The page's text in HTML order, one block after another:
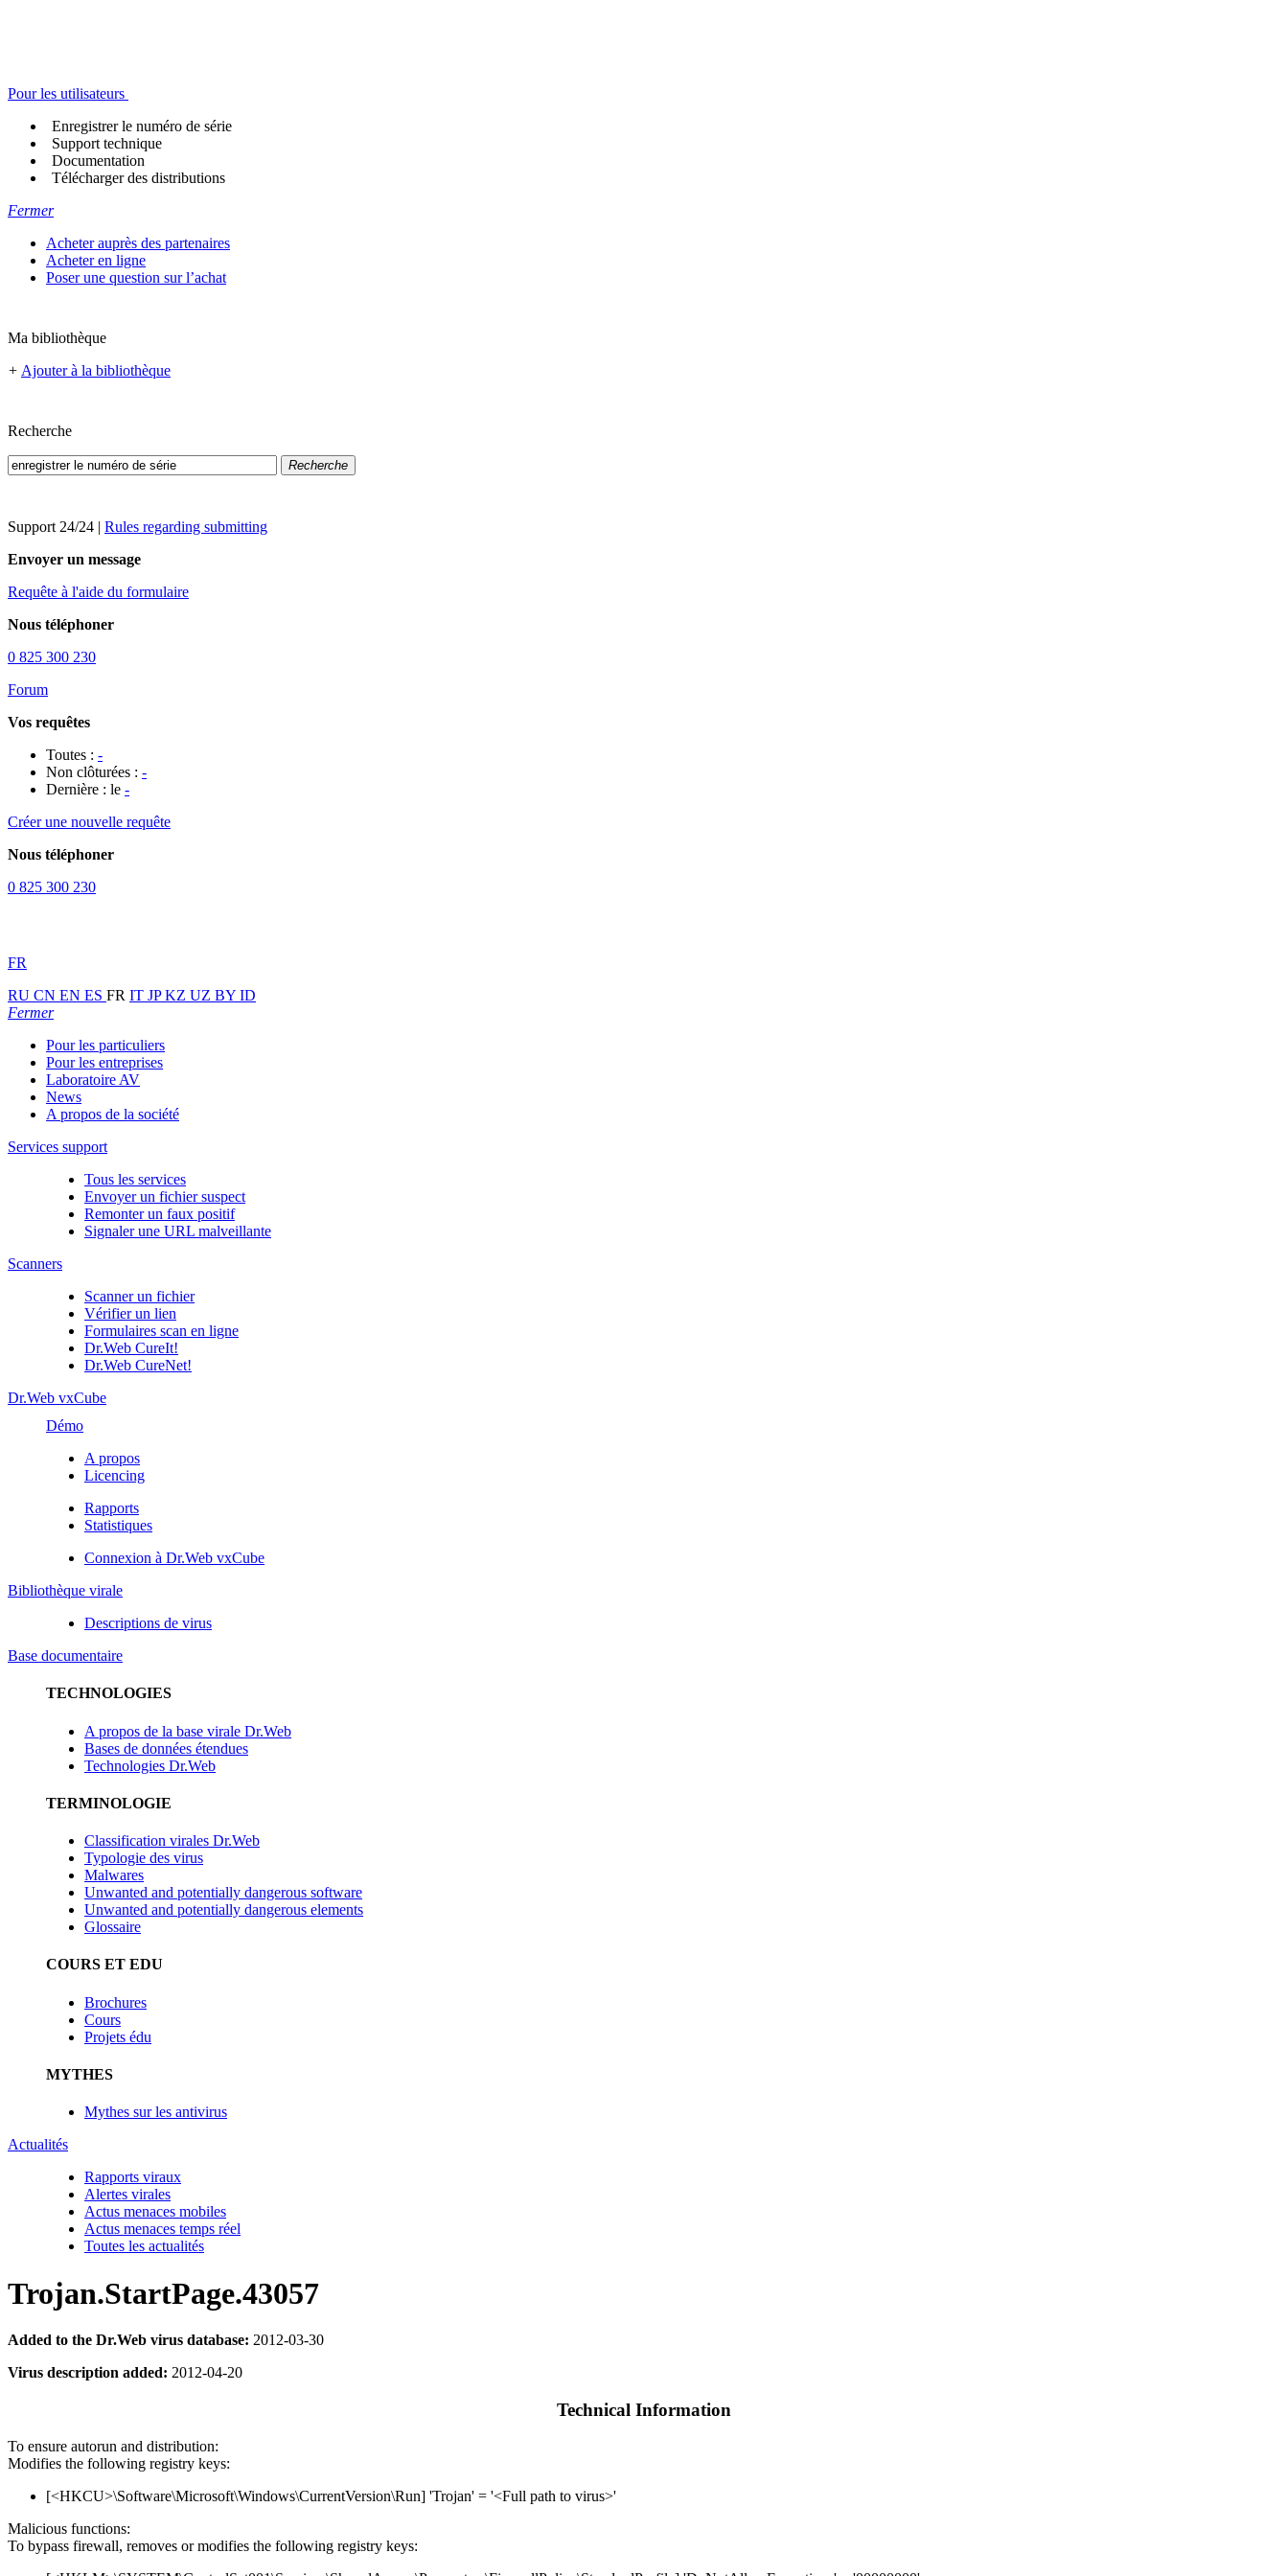
Pour les utilisateurs
Enregistrer le numéro de série
Support technique
Documentation
Télécharger des distributions
Fermer
Acheter auprès des partenaires
Acheter en ligne
Poser une question sur l’achat
Ma bibliothèque
+ Ajouter à la bibliothèque
Recherche
Recherche
Support 24/24 | Rules regarding submitting
Envoyer un message
Requête à l'aide du formulaire
Nous téléphoner
0 825 300 230
Forum
Vos requêtes
Toutes : -
Non clôturées : -
Dernière : le -
Créer une nouvelle requête
Nous téléphoner
0 825 300 230
FR
RU CN EN ES FR IT JPKZ UZ BY ID
Fermer
Pour les particuliers
Pour les entreprises
Laboratoire AV
News
A propos de la société
Services support
Tous les services
Envoyer un fichier suspect
Remonter un faux positif
Signaler une URL malveillante
Scanners
Scanner un fichier
Vérifier un lien
Formulaires scan en ligne
Dr.Web CureIt!
Dr.Web CureNet!
Dr.Web vxCube
Démo
A propos
Licencing
Rapports
Statistiques
Connexion à Dr.Web vxCube
Bibliothèque virale
Descriptions de virus
Base documentaire
TECHNOLOGIES
A propos de la base virale Dr.Web
Bases de données étendues
Technologies Dr.Web
TERMINOLOGIE
Classification virales Dr.Web
Typologie des virus
Malwares
Unwanted and potentially dangerous software
Unwanted and potentially dangerous elements
Glossaire
COURS ET EDU
Brochures
Cours
Projets édu
MYTHES
Mythes sur les antivirus
Actualités
Rapports viraux
Alertes virales
Actus menaces mobiles
Actus menaces temps réel
Toutes les actualités
Trojan.StartPage.43057
Added to the Dr.Web virus database: 2012-03-30
Virus description added: 2012-04-20
Technical Information
To ensure autorun and distribution:
Modifies the following registry keys:
[<HKCU>\Software\Microsoft\Windows\CurrentVersion\Run] 'Trojan' = '<Full path to virus>'
Malicious functions:
To bypass firewall, removes or modifies the following registry keys: